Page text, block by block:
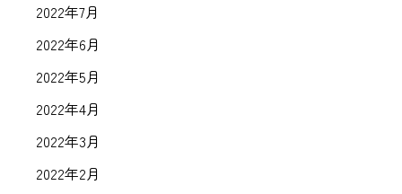
2022年7月
2022年6月
2022年5月
2022年4月
2022年3月
2022年2月